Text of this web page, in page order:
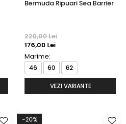
Bermuda Ripuari Sea Barrier
220,00 Lei
176,00 Lei
Marime:
46 60 62
VEZI VARIANTE
-20%